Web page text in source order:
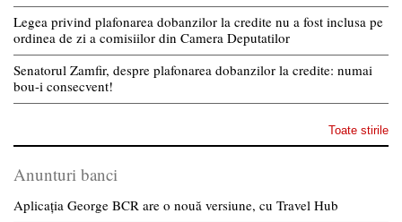
Legea privind plafonarea dobanzilor la credite nu a fost inclusa pe
ordinea de zi a comisiilor din Camera Deputatilor
Senatorul Zamfir, despre plafonarea dobanzilor la credite: numai
bou-i consecvent!
Toate stirile
Anunturi banci
Aplicația George BCR are o nouă versiune, cu Travel Hub